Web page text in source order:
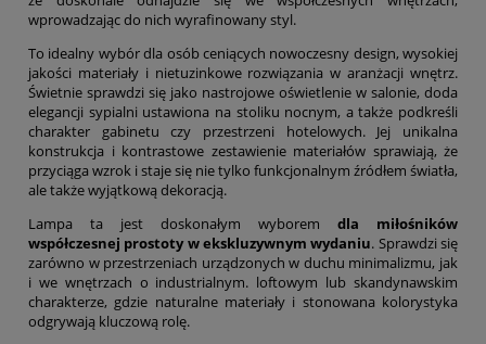
wprowadzając do nich wyrafinowany styl.
To idealny wybór dla osób ceniących nowoczesny design, wysokiej
jakości materiały i nietuzinkowe rozwiązania w aranżacji wnętrz.
Świetnie sprawdzi się jako nastrojowe oświetlenie w salonie, doda
elegancji sypialni ustawiona na stoliku nocnym, a także podkreśli
charakter gabinetu czy przestrzeni hotelowych. Jej unikalna
konstrukcja i kontrastowe zestawienie materiałów sprawiają, że
przyciąga wzrok i staje się nie tylko funkcjonalnym źródłem światła,
ale także wyjątkową dekoracją.
Lampa ta jest doskonałym wyborem dla miłośników
współczesnej prostoty w ekskluzywnym wydaniu. Sprawdzi się
zarówno w przestrzeniach urządzonych w duchu minimalizmu, jak
i we wnętrzach o industrialnym. loftowym lub skandynawskim
charakterze, gdzie naturalne materiały i stonowana kolorystyka
odgrywają kluczową rolę.